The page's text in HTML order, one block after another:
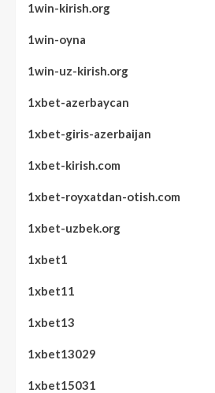
1win-kirish.org
1win-oyna
1win-uz-kirish.org
1xbet-azerbaycan
1xbet-giris-azerbaijan
1xbet-kirish.com
1xbet-royxatdan-otish.com
1xbet-uzbek.org
1xbet1
1xbet11
1xbet13
1xbet13029
1xbet15031